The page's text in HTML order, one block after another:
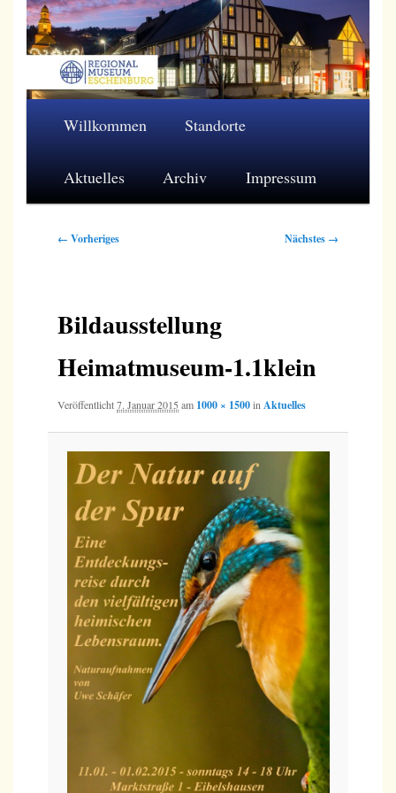
Zum
primären
Inhalt
Regionalmuseum Eschenburg e.V.
Willkommen Standorte
Aktuelles Archiv Impressum
Bilder-
← Vorheriges Nächstes →
Bildausstellung
Heimatmuseum-1.1klein
Veröffentlicht7. Januar 2015 am 1000 × 1500in Aktuelles